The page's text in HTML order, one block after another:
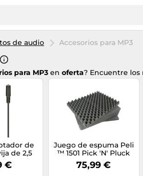
de audio Accesorios para MP3
para MP3 en oferta? Encuentre
de
de 2,5
estéreo
€
Juego de espuma Peli
™ 1501 Pick 'N' Pluck
75,99 €